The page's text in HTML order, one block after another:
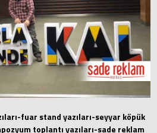
fuar stand yazıları-seyyar köpük
toplantı yazıları-sade reklam